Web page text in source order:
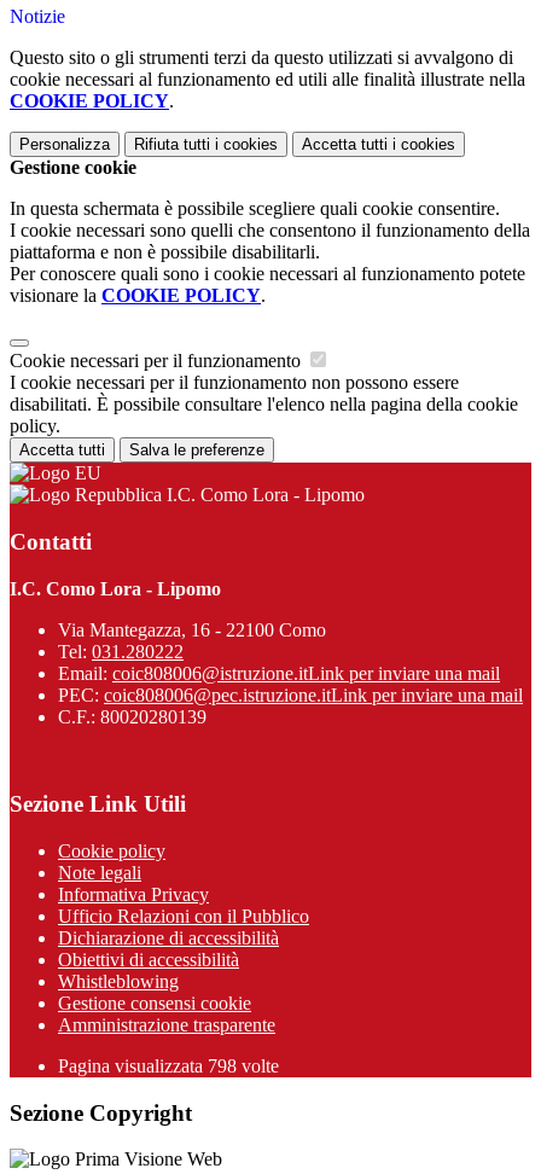
Notizie
Questo sito o gli strumenti terzi da questo utilizzati si avvalgono di
cookie necessari al funzionamento ed utili alle finalità illustrate nella
COOKIE POLICY.
Personalizza Rifiuta tutti i cookies Accetta tutti i cookies
Gestione cookie
In questa schermata è possibile scegliere quali cookie consentire.
I cookie necessari sono quelli che consentono il funzionamento della
piattaforma e non è possibile disabilitarli.
Per conoscere quali sono i cookie necessari al funzionamento potete
visionare la COOKIE POLICY.
Cookie necessari per il funzionamento
I cookie necessari per il funzionamento non possono essere
disabilitati. È possibile consultare l'elenco nella pagina della cookie
policy.
Accetta tutti Salva le preferenze
I.C. Como Lora - Lipomo
Contatti
I.C. Como Lora - Lipomo
Via Mantegazza, 16 - 22100 Como
Tel: 031.280222
Email: coic808006@istruzione.itLink per inviare una mail
PEC: coic808006@pec.istruzione.itLink per inviare una mail
C.F.: 80020280139
Sezione Link Utili
Cookie policy
Note legali
Informativa Privacy
Ufficio Relazioni con il Pubblico
Dichiarazione di accessibilità
Obiettivi di accessibilità
Whistleblowing
Gestione consensi cookie
Amministrazione trasparente
Pagina visualizzata 798 volte
Sezione Copyright